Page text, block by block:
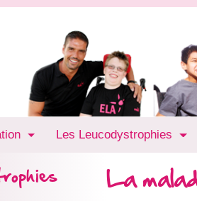
Les Leucodystrophies
La